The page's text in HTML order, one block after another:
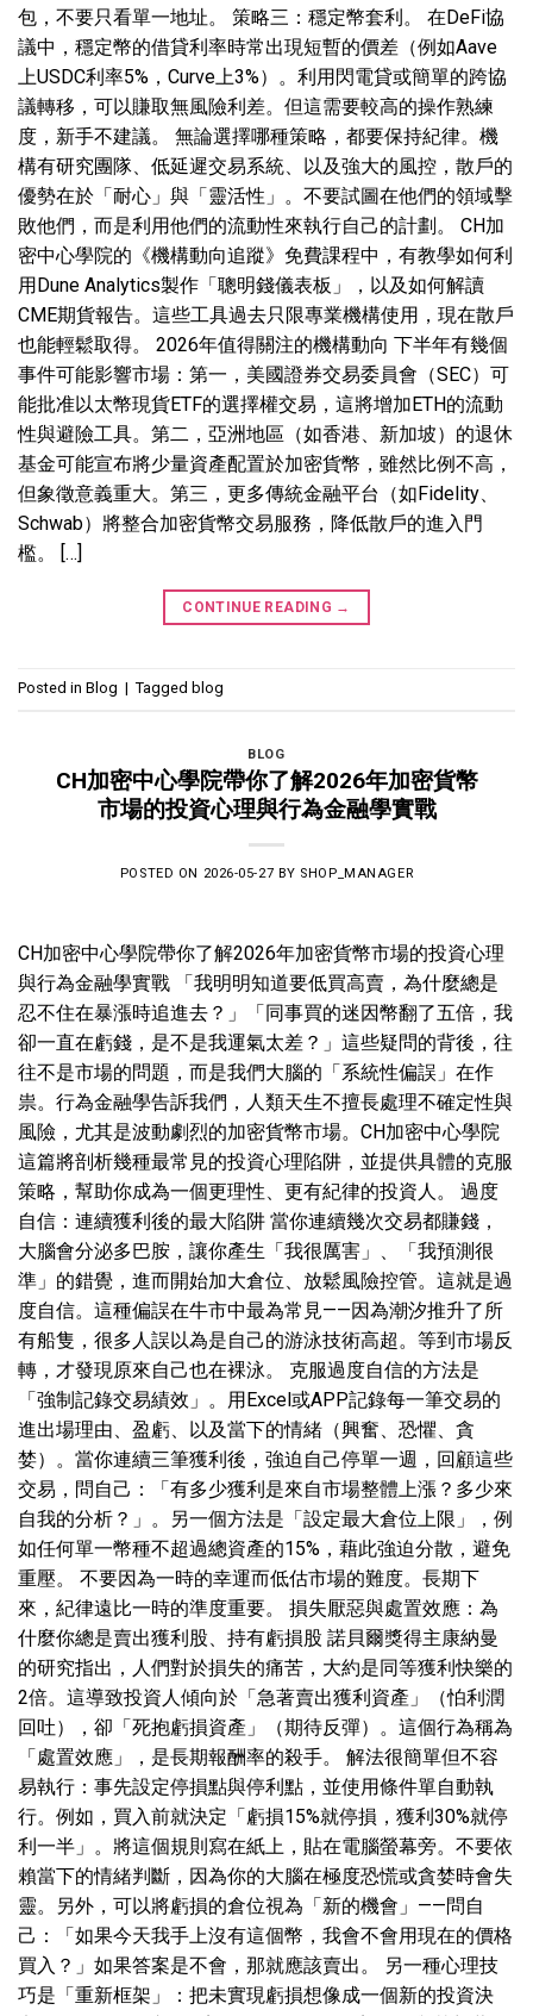
包，不要只看單一地址。 策略三：穩定幣套利。 在DeFi協
議中，穩定幣的借貸利率時常出現短暫的價差（例如Aave
上USDC利率5%，Curve上3%）。利用閃電貸或簡單的跨協
議轉移，可以賺取無風險利差。但這需要較高的操作熟練
度，新手不建議。 無論選擇哪種策略，都要保持紀律。機
構有研究團隊、低延遲交易系統、以及強大的風控，散戶的
優勢在於「耐心」與「靈活性」。不要試圖在他們的領域擊
敗他們，而是利用他們的流動性來執行自己的計劃。 CH加
密中心學院的《機構動向追蹤》免費課程中，有教學如何利
用Dune Analytics製作「聰明錢儀表板」，以及如何解讀
CME期貨報告。這些工具過去只限專業機構使用，現在散戶
也能輕鬆取得。 2026年值得關注的機構動向 下半年有幾個
事件可能影響市場：第一，美國證券交易委員會（SEC）可
能批准以太幣現貨ETF的選擇權交易，這將增加ETH的流動
性與避險工具。第二，亞洲地區（如香港、新加坡）的退休
基金可能宣布將少量資產配置於加密貨幣，雖然比例不高，
但象徵意義重大。第三，更多傳統金融平台（如Fidelity、
Schwab）將整合加密貨幣交易服務，降低散戶的進入門
檻。 […]
CONTINUE READING →
Posted in Blog | Tagged blog
BLOG
CH加密中心學院帶你了解2026年加密貨幣
市場的投資心理與行為金融學實戰
POSTED ON 2026-05-27 BY SHOP_MANAGER
CH加密中心學院帶你了解2026年加密貨幣市場的投資心理
與行為金融學實戰 「我明明知道要低買高賣，為什麼總是
忍不住在暴漲時追進去？」「同事買的迷因幣翻了五倍，我
卻一直在虧錢，是不是我運氣太差？」這些疑問的背後，往
往不是市場的問題，而是我們大腦的「系統性偏誤」在作
祟。行為金融學告訴我們，人類天生不擅長處理不確定性與
風險，尤其是波動劇烈的加密貨幣市場。CH加密中心學院
這篇將剖析幾種最常見的投資心理陷阱，並提供具體的克服
策略，幫助你成為一個更理性、更有紀律的投資人。 過度
自信：連續獲利後的最大陷阱 當你連續幾次交易都賺錢，
大腦會分泌多巴胺，讓你產生「我很厲害」、「我預測很
準」的錯覺，進而開始加大倉位、放鬆風險控管。這就是過
度自信。這種偏誤在牛市中最為常見——因為潮汐推升了所
有船隻，很多人誤以為是自己的游泳技術高超。等到市場反
轉，才發現原來自己也在裸泳。 克服過度自信的方法是
「強制記錄交易績效」。用Excel或APP記錄每一筆交易的
進出場理由、盈虧、以及當下的情緒（興奮、恐懼、貪
婪）。當你連續三筆獲利後，強迫自己停單一週，回顧這些
交易，問自己：「有多少獲利是來自市場整體上漲？多少來
自我的分析？」。另一個方法是「設定最大倉位上限」，例
如任何單一幣種不超過總資產的15%，藉此強迫分散，避免
重壓。 不要因為一時的幸運而低估市場的難度。長期下
來，紀律遠比一時的準度重要。 損失厭惡與處置效應：為
什麼你總是賣出獲利股、持有虧損股 諾貝爾獎得主康納曼
的研究指出，人們對於損失的痛苦，大約是同等獲利快樂的
2倍。這導致投資人傾向於「急著賣出獲利資產」（怕利潤
回吐），卻「死抱虧損資產」（期待反彈）。這個行為稱為
「處置效應」，是長期報酬率的殺手。 解法很簡單但不容
易執行：事先設定停損點與停利點，並使用條件單自動執
行。例如，買入前就決定「虧損15%就停損，獲利30%就停
利一半」。將這個規則寫在紙上，貼在電腦螢幕旁。不要依
賴當下的情緒判斷，因為你的大腦在極度恐慌或貪婪時會失
靈。另外，可以將虧損的倉位視為「新的機會」——問自
己：「如果今天我手上沒有這個幣，我會不會用現在的價格
買入？」如果答案是不會，那就應該賣出。 另一種心理技
巧是「重新框架」：把未實現虧損想像成一個新的投資決